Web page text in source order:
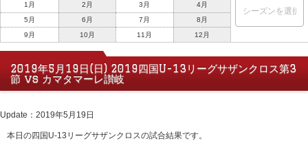
1月 2月 3月
4月
5月
6月 7月
8月
9月
10月 11月 12月
2019年5月19日(日) 2019四国U-13リーグサザンクロス第3
節 vs カマタマーレ讃岐
Update：2019年5月19日
本日の四国U-13リーグサザンクロスの試合結果です。